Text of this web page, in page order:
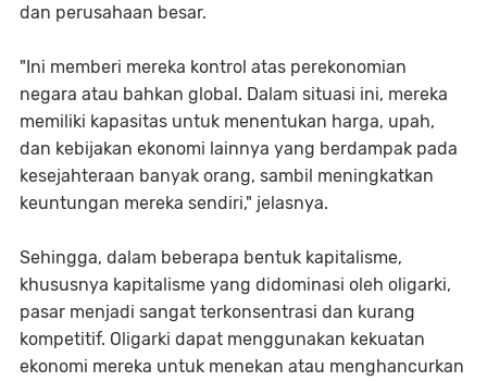
dan perusahaan besar.
"Ini memberi mereka kontrol atas perekonomian
negara atau bahkan global. Dalam situasi ini, mereka
memiliki kapasitas untuk menentukan harga, upah,
dan kebijakan ekonomi lainnya yang berdampak pada
kesejahteraan banyak orang, sambil meningkatkan
keuntungan mereka sendiri," jelasnya.
Sehingga, dalam beberapa bentuk kapitalisme,
khususnya kapitalisme yang didominasi oleh oligarki,
pasar menjadi sangat terkonsentrasi dan kurang
kompetitif. Oligarki dapat menggunakan kekuatan
ekonomi mereka untuk menekan atau menghancurkan